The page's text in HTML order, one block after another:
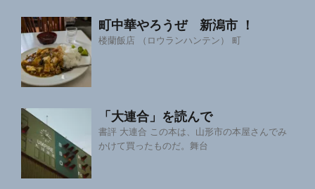
町中華やろうぜ 新潟市 ！
楼蘭飯店 （ロウランハンテン） 町
「大連合」を読んで
書評 大連合 この本は、山形市の本屋さんでみ
かけて買ったものだ。舞台